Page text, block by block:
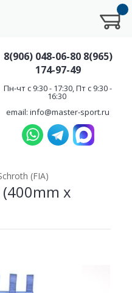
8(906) 048-06-80 8(965)
174-97-49
Пн-чт с 9:30 - 17:30, Пт с 9:30 -
16:30
email: info@master-sport.ru
(FIA)
(400mm х